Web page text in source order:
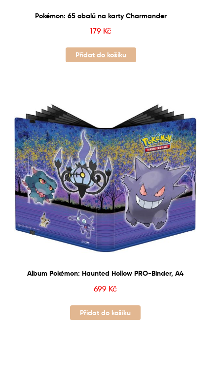
Pokémon: 65 obalů na karty Charmander
179 Kč
Přidat do košíku
Album Pokémon: Haunted Hollow PRO-Binder, A4
699 Kč
Přidat do košíku